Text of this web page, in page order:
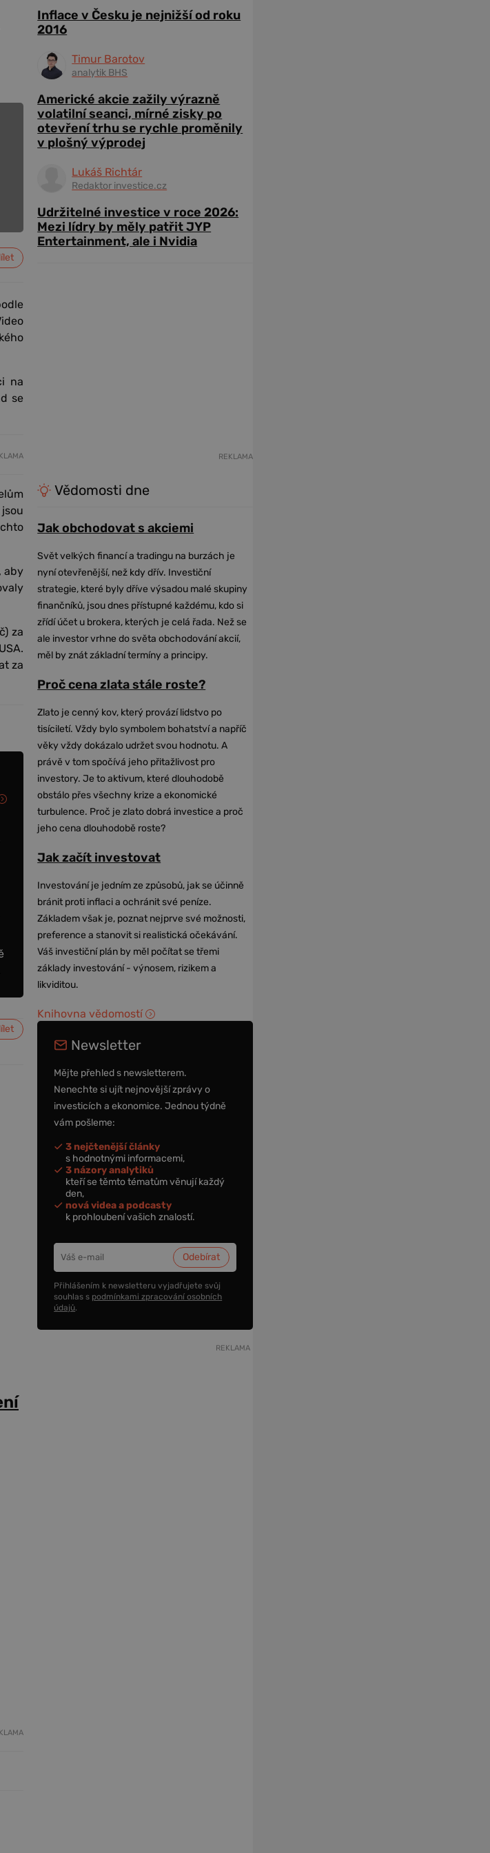
na
se
aby
za
za
Inflace v Česku je nejnižší od roku
2016
Timur Barotov
analytik BHS
Americké akcie zažily výrazně
volatilní seanci, mírné zisky po
otevření trhu se rychle proměnily
v plošný výprodej
Lukáš Richtár
Redaktor investice.cz
Udržitelné investice v roce 2026:
Mezi lídry by měly patřit JYP
Entertainment, ale i Nvidia
REKLAMA
Vědomosti dne
Jak obchodovat s akciemi
Svět velkých financí a tradingu na burzách je
nyní otevřenější, než kdy dřív. Investiční
strategie, které byly dříve výsadou malé skupiny
finančníků, jsou dnes přístupné každému, kdo si
zřídí účet u brokera, kterých je celá řada. Než se
ale investor vrhne do světa obchodování akcií,
měl by znát základní termíny a principy.
Proč cena zlata stále roste?
Zlato je cenný kov, který provází lidstvo po
tisíciletí. Vždy bylo symbolem bohatství a napříč
věky vždy dokázalo udržet svou hodnotu. A
právě v tom spočívá jeho přitažlivost pro
investory. Je to aktivum, které dlouhodobě
obstálo přes všechny krize a ekonomické
turbulence. Proč je zlato dobrá investice a proč
jeho cena dlouhodobě roste?
Jak začít investovat
Investování je jedním ze způsobů, jak se účinně
bránit proti inflaci a ochránit své peníze.
Základem však je, poznat nejprve své možnosti,
preference a stanovit si realistická očekávání.
Váš investiční plán by měl počítat se třemi
základy investování - výnosem, rizikem a
likviditou.
Knihovna vědomostí
Newsletter
Mějte přehled s newsletterem.
Nenechte si ujít nejnovější zprávy o
investicích a ekonomice. Jednou týdně
vám pošleme:
3 nejčtenější články
s hodnotnými informacemi,
3 názory analytiků
kteří se těmto tématům věnují každý
den,
nová videa a podcasty
k prohloubení vašich znalostí.
Přihlášením k newsletteru vyjadřujete svůj
souhlas s podmínkami zpracování osobních
údajů.
REKLAMA